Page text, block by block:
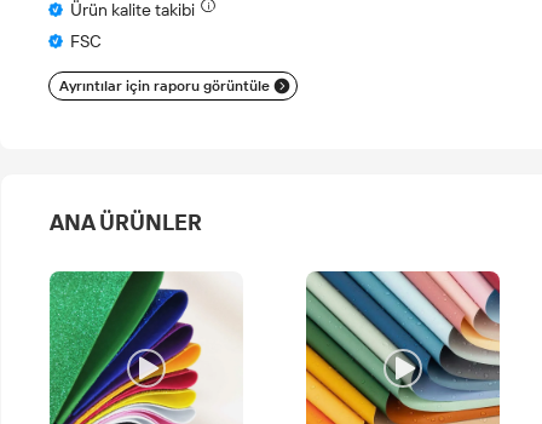
Ürün kalite takibi
FSC
Ayrıntılar için raporu görüntüle
ANA ÜRÜNLER